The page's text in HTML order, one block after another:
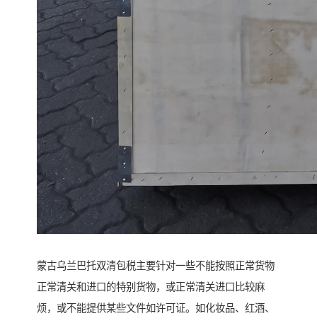
蒙古乌兰巴托双清包税主要针对一些不能按照正常货物
正常清关和进口的特别货物，或正常清关进口比较麻
烦，或不能提供某些文件如许可证。如化妆品、红酒、